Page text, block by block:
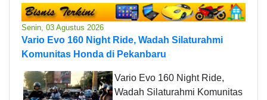
Senin, 03 Agustus 2026
Vario Evo 160 Night Ride, Wadah Silaturahmi
Komunitas Honda di Pekanbaru
Vario Evo 160 Night Ride,
Wadah Silaturahmi Komunitas